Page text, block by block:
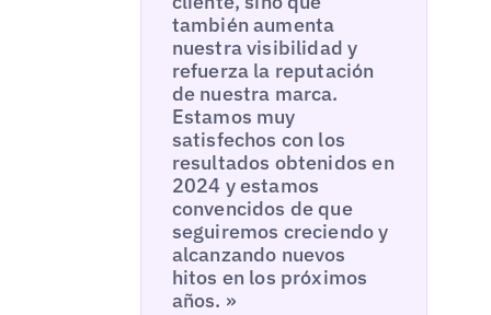
también aumenta
nuestra visibilidad y
refuerza la reputación
de nuestra marca.
Estamos muy
satisfechos con los
resultados obtenidos en
2024 y estamos
convencidos de que
seguiremos creciendo y
alcanzando nuevos
hitos en los próximos
años. »